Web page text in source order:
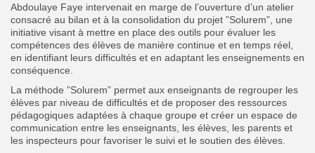
Abdoulaye Faye intervenait en marge de l’ouverture d’un atelier
consacré au bilan et à la consolidation du projet ”Solurem”, une
initiative visant à mettre en place des outils pour évaluer les
compétences des élèves de manière continue et en temps réel,
en identifiant leurs difficultés et en adaptant les enseignements en
conséquence.
La méthode ”Solurem” permet aux enseignants de regrouper les
élèves par niveau de difficultés et de proposer des ressources
pédagogiques adaptées à chaque groupe et créer un espace de
communication entre les enseignants, les élèves, les parents et
les inspecteurs pour favoriser le suivi et le soutien des élèves.